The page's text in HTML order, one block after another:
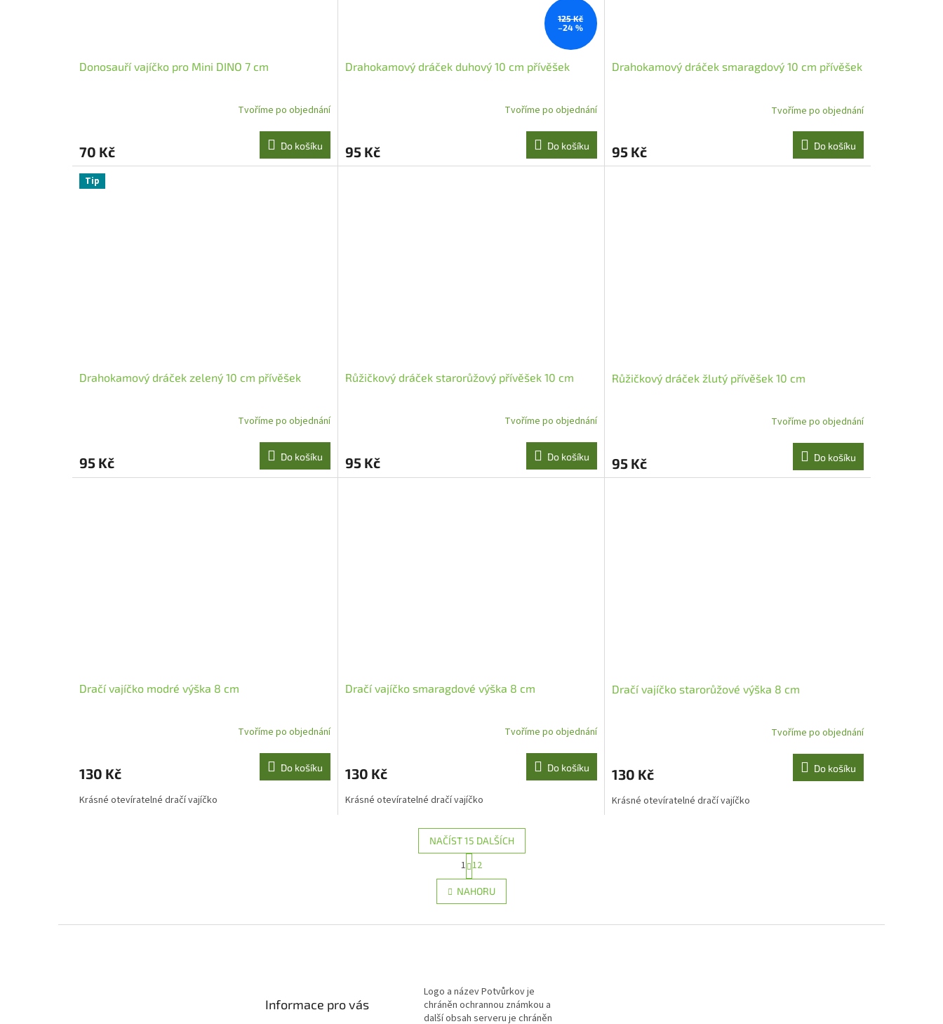
Donosauří vajíčko pro Mini DINO 7 cm
Tvoříme po objednání
70 Kč Do košíku
125 Kč
–24 %
Drahokamový dráček duhový 10 cm přívěšek
je
5,0
Tvoříme po objednání
95 Kč Do košíku
Drahokamový dráček smaragdový 10 cm přívěšek
Tvoříme po objednání
95 Kč Do košíku
Tip
Drahokamový dráček zelený 10 cm přívěšek
je
5,0
Tvoříme po objednání
95 Kč Do košíku
Růžičkový dráček starorůžový přívěšek 10 cm
Tvoříme po objednání
95 Kč Do košíku
Růžičkový dráček žlutý přívěšek 10 cm
Tvoříme po objednání
95 Kč Do košíku
Dračí vajíčko modré výška 8 cm
Tvoříme po objednání
130 Kč Do košíku
Krásné otevíratelné dračí vajíčko
Dračí vajíčko smaragdové výška 8 cm
Tvoříme po objednání
130 Kč Do košíku
Krásné otevíratelné dračí vajíčko
Dračí vajíčko starorůžové výška 8 cm
Tvoříme po objednání
130 Kč Do košíku
Krásné otevíratelné dračí vajíčko
O
v
l
d
r
v
k
NAČÍST 15 DALŠÍCH
S
t
r
á
n
1 12
NAHORU
Informace pro vás
Logo a název Potvůrkov je
chráněn ochrannou známkou a
další obsah serveru je chráněn